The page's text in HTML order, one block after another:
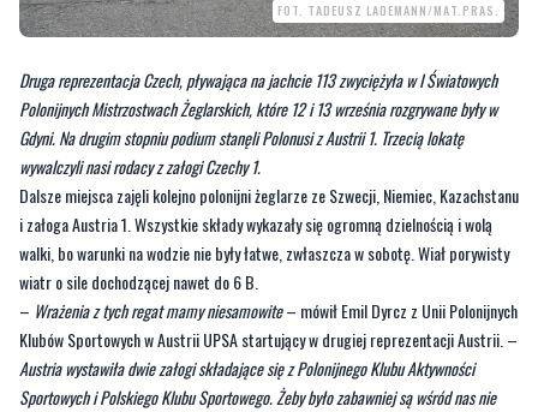
FOT. TADEUSZ LADEMANN/MAT.PRAS.
Druga reprezentacja Czech, pływająca na jachcie 113 zwyciężyła w I Światowych
Polonijnych Mistrzostwach Żeglarskich, które 12 i 13 września rozgrywane były w
Gdyni. Na drugim stopniu podium stanęli Polonusi z Austrii 1. Trzecią lokatę
wywalczyli nasi rodacy z załogi Czechy 1.
Dalsze miejsca zajęli kolejno polonijni żeglarze ze Szwecji, Niemiec, Kazachstanu
i załoga Austria 1. Wszystkie składy wykazały się ogromną dzielnością i wolą
walki, bo warunki na wodzie nie były łatwe, zwłaszcza w sobotę. Wiał porywisty
wiatr o sile dochodzącej nawet do 6 B.
– Wrażenia z tych regat mamy niesamowite– mówił Emil Dyrcz z Unii Polonijnych
Klubów Sportowych w Austrii UPSA startujący w drugiej reprezentacji Austrii. –
Austria wystawiła dwie załogi składające się z Polonijnego Klubu Aktywności
Sportowych i Polskiego Klubu Sportowego. Żeby było zabawniej są wśród nas nie